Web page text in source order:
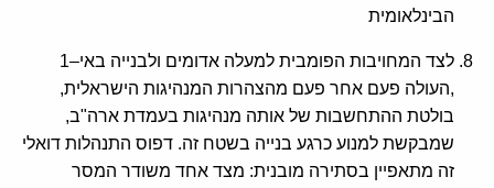
הבינלאומית
לצד המחויבות הפומבית למעלה אדומים ולבנייה באי–1
,העולה פעם אחר פעם מהצהרות המנהיגות הישראלית,
בולטת ההתחשבות של אותה מנהיגות בעמדת ארה"ב,
שמבקשת למנוע כרגע בנייה בשטח זה. דפוס התנהלות דואלי
זה מתאפיין בסתירה מובנית: מצד אחד משודר המסר